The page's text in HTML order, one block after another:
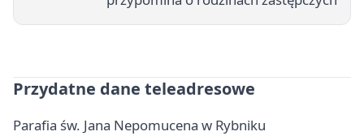
Przydatne dane teleadresowe
Parafia św. Jana Nepomucena w Rybniku